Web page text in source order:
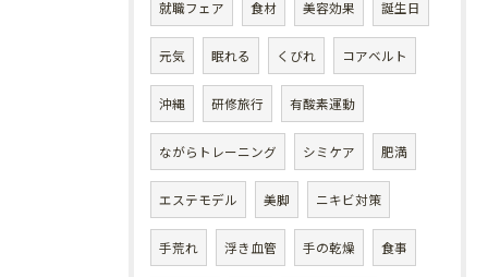
就職フェア 食材 美容効果 誕生日
元気 眠れる くびれ コアベルト
沖縄 研修旅行 有酸素運動
ながらトレーニング シミケア 肥満
エステモデル 美脚 ニキビ対策
手荒れ 浮き血管 手の乾燥 食事